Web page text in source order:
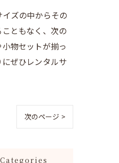
ズの中からその
ともなく、次の
物セットが揃っ
ぜひレンタルサ
次のページ >
Categories